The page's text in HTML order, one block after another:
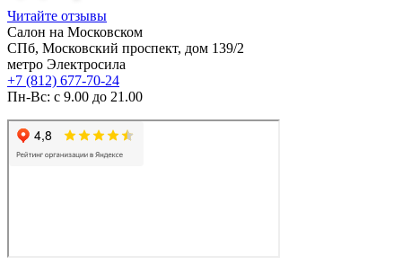
Читайте отзывы
Салон на Московском
СПб, Московский проспект, дом 139/2
метро Электросила
+7 (812) 677-70-24
Пн-Вс: с 9.00 до 21.00